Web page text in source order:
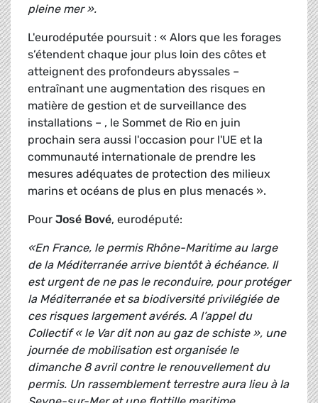
pleine mer ».
L'eurodéputée poursuit : « Alors que les forages
s’étendent chaque jour plus loin des côtes et
atteignent des profondeurs abyssales –
entraînant une augmentation des risques en
matière de gestion et de surveillance des
installations – , le Sommet de Rio en juin
prochain sera aussi l'occasion pour l'UE et la
communauté internationale de prendre les
mesures adéquates de protection des milieux
marins et océans de plus en plus menacés ».
Pour José Bové, eurodéputé:
«En France, le permis Rhône-Maritime au large
de la Méditerranée arrive bientôt à échéance. Il
est urgent de ne pas le reconduire, pour protéger
la Méditerranée et sa biodiversité privilégiée de
ces risques largement avérés. A l’appel du
Collectif « le Var dit non au gaz de schiste », une
journée de mobilisation est organisée le
dimanche 8 avril contre le renouvellement du
permis. Un rassemblement terrestre aura lieu à la